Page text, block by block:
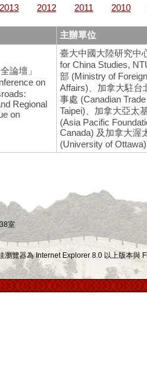
2013 2012 2011 2010
主辦單位
論壇」
on
Regional
on
臺大中國大陸研究中
for China Studies,
部 (Ministry of Foreign
Affairs)、加拿大駐台
事處 (Canadian
Taipei)、加拿大亞太
(Asia Pacific
Canada) 及加拿大渥
(University of Ottawa)
室
覽器為 Internet Explorer 8.0 以上版本與